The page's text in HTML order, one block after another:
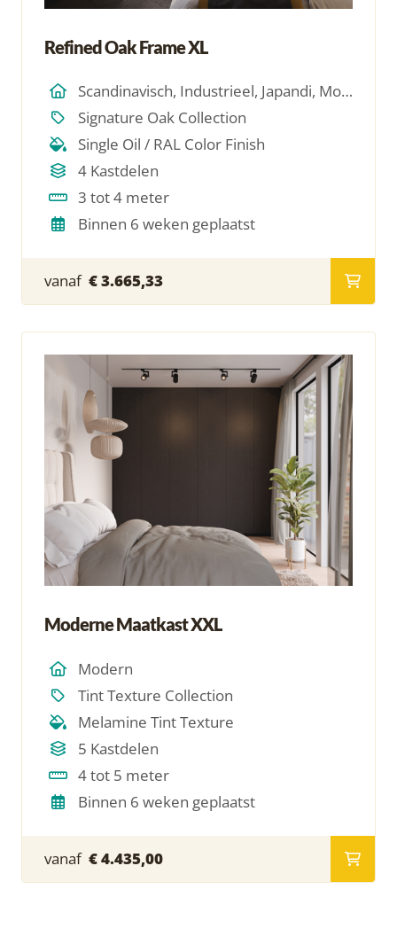
Refined Oak Frame XL
Scandinavisch, Industrieel, Japandi, Modern, Hotel Chique, Minimalistich
Signature Oak Collection
Single Oil / RAL Color Finish
4 Kastdelen
3 tot 4 meter
Binnen 6 weken geplaatst
vanaf € 3.665,33
Moderne Maatkast XXL
Modern
Tint Texture Collection
Melamine Tint Texture
5 Kastdelen
4 tot 5 meter
Binnen 6 weken geplaatst
vanaf € 4.435,00